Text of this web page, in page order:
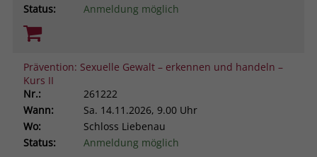
Status:
Anmeldung möglich
Prävention: Sexuelle Gewalt – erkennen und handeln –
Kurs II
Nr.:
261222
Wann:
Sa. 14.11.2026, 9.00 Uhr
Wo:
Schloss Liebenau
Status:
Anmeldung möglich